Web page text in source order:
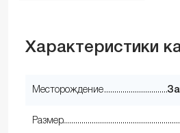
Характеристики
Месторождение
Размер